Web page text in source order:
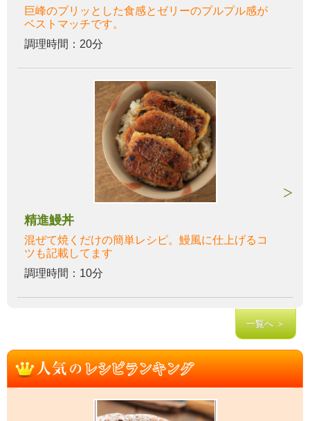
巨峰のプリッとした食感とゼリーのプルプル感が
ベストマッチです。
調理時間：20分
精進鰻丼
混ぜて焼くだけの簡単レシピ。鰻風に仕上げるコ
ツも記載してます
調理時間：10分
一覧へ ＞